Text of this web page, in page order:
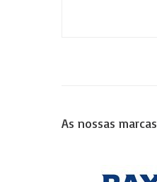
As nossas marcas